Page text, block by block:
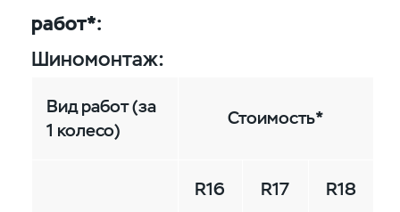
работ*:
Шиномонтаж:
Вид работ (за
1 колесо)
Стоимость*
R16 R17 R18